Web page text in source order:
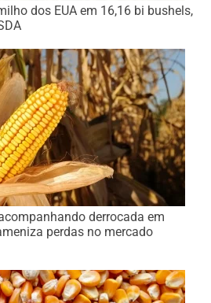
dos EUA em 16,16 bi bushels,
derrocada em
perdas no mercado